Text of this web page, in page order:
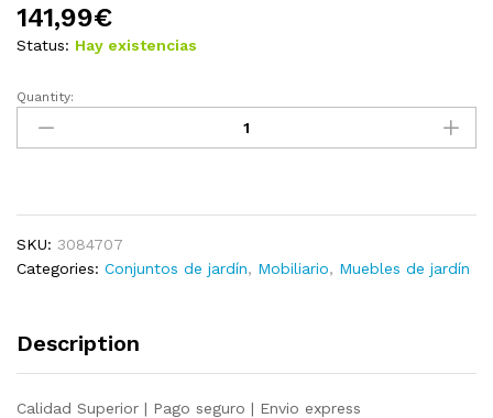
141,99€
Status: Hay existencias
Set
comedor
pzas
malla
antracita
Quantity:
SKU: 3084707
Categories: Conjuntos de jardín, Mobiliario, Muebles de jardín
Description
Calidad Superior | Pago seguro | Envio express